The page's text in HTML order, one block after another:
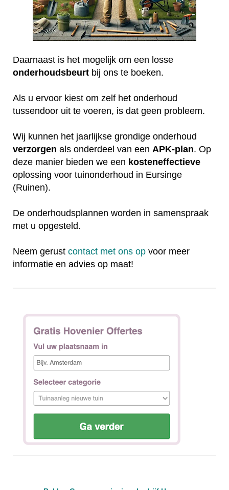
Daarnaast is het mogelijk om een losse
onderhoudsbeurt bij ons te boeken.
Als u ervoor kiest om zelf het onderhoud
tussendoor uit te voeren, is dat geen probleem.
Wij kunnen het jaarlijkse grondige onderhoud
verzorgen als onderdeel van een APK-plan. Op
deze manier bieden we een kosteneffectieve
oplossing voor tuinonderhoud in Eursinge
(Ruinen).
De onderhoudsplannen worden in samenspraak
met u opgesteld.
Neem gerust contact met ons op voor meer
informatie en advies op maat!